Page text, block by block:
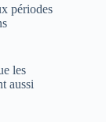
périodes
les
aussi